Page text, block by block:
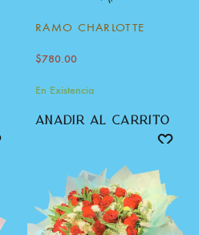
RAMO CHARLOTTE
$780.00
En Existencia
añadir al carrito